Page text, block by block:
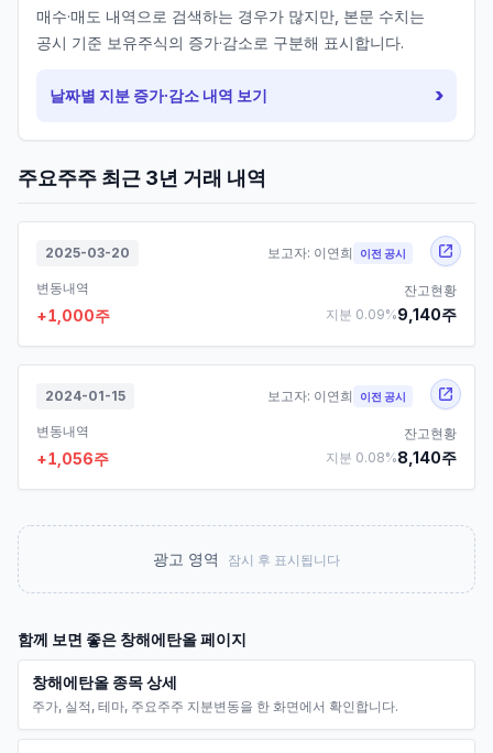
매수·매도 내역으로 검색하는 경우가 많지만, 본문 수치는
공시 기준 보유주식의 증가·감소로 구분해 표시합니다.
날짜별 지분 증가·감소 내역 보기 ›
주요주주 최근 3년 거래 내역
2025-03-20 보고자: 이연희 이전 공시
변동내역
+1,000주
잔고현황
지분 0.09%9,140주
2024-01-15 보고자: 이연희 이전 공시
변동내역
+1,056주
잔고현황
지분 0.08%8,140주
광고 영역 잠시 후 표시됩니다
함께 보면 좋은 창해에탄올페이지
창해에탄올 종목 상세
주가, 실적, 테마, 주요주주 지분변동을 한 화면에서 확인합니다.